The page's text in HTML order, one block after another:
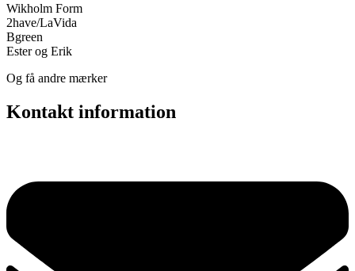
Wikholm Form
2have/LaVida
Bgreen
Ester og Erik
Og få andre mærker
Kontakt information